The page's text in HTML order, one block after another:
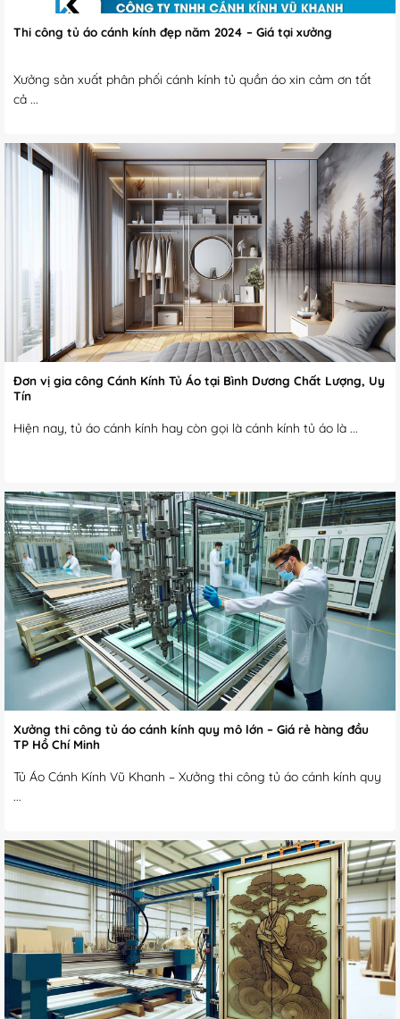
Thi công tủ áo cánh kính đẹp năm 2024 – Giá tại xưởng
Xưởng sản xuất phân phối cánh kính tủ quần áo xin cảm ơn tất
cả ...
Đơn vị gia công Cánh Kính Tủ Áo tại Bình Dương Chất Lượng, Uy
Tín
Hiện nay, tủ áo cánh kính hay còn gọi là cánh kính tủ áo là ...
Xưởng thi công tủ áo cánh kính quy mô lớn – Giá rẻ hàng đầu
TP Hồ Chí Minh
Tủ Áo Cánh Kính Vũ Khanh – Xưởng thi công tủ áo cánh kính quy
...